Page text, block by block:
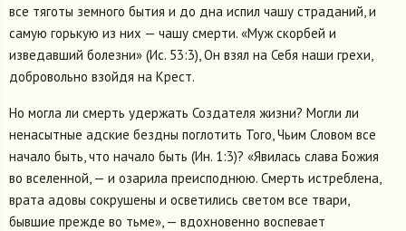
все тяготы земного бытия и до дна испил чашу страданий, и
самую горькую из них — чашу смерти. «Муж скорбей и
изведавший болезни» (Ис. 53:3), Он взял на Себя наши грехи,
добровольно взойдя на Крест.
Но могла ли смерть удержать Создателя жизни? Могли ли
ненасытные адские бездны поглотить Того, Чьим Словом все
начало быть, что начало быть (Ин. 1:3)? «Явилась слава Божия
во вселенной, — и озарила преисподнюю. Смерть истреблена,
врата адовы сокрушены и осветились светом все твари,
бывшие прежде во тьме», — вдохновенно воспевает